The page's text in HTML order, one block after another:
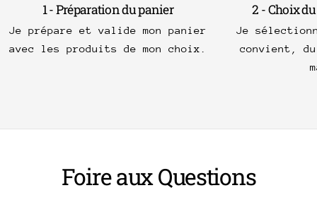
1 - Préparation du panier
Je prépare et valide mon panier
avec les produits de mon choix.
2 - Choix
Je
convient,
Foire aux Questions